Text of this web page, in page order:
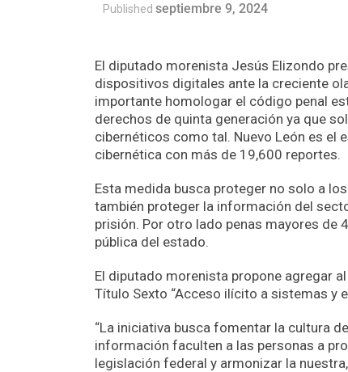
Published septiembre 9, 2024
El diputado morenista Jesús Elizondo
dispositivos digitales ante la creciente
importante homologar el código penal
derechos de quinta generación ya que
cibernéticos como tal. Nuevo León es el
cibernética con más de 19,600 reportes.
Esta medida busca proteger no solo a
también proteger la información del
prisión. Por otro lado penas mayores de
pública del estado.
El diputado morenista propone agregar
Título Sexto “Acceso ilícito a sistemas y
“La iniciativa busca fomentar la cultura
información faculten a las personas a
legislación federal y armonizar la